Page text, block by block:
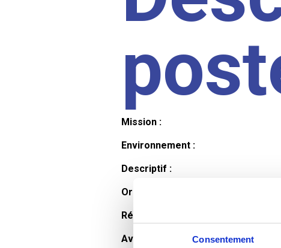
Consentement
Mission :
Environnement :
Descriptif :
Organisation et horaires :
Rémunération :
Avantages :